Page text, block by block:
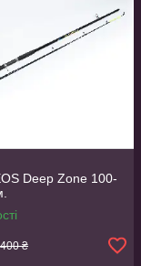
Deep Zone 100-
400 ₴